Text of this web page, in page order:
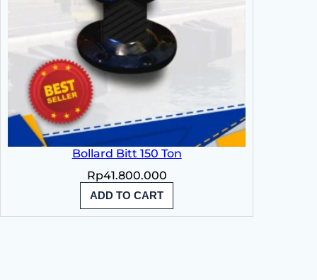
Bollard Bitt 150 Ton
Rp41.800.000
ADD TO CART